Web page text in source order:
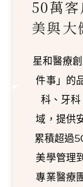
50萬
美與大
星和醫療
件事」的
科、牙
域，提供
累積超過
美學管理
專業醫療